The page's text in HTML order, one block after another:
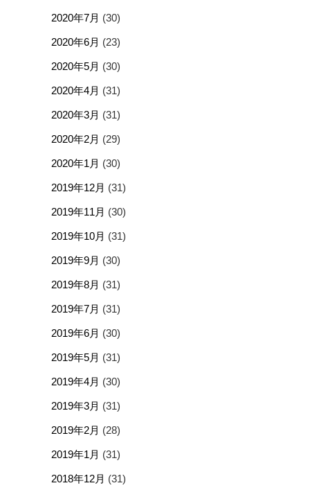
2020年7月 (30)
2020年6月 (23)
2020年5月 (30)
2020年4月 (31)
2020年3月 (31)
2020年2月 (29)
2020年1月 (30)
2019年12月 (31)
2019年11月 (30)
2019年10月 (31)
2019年9月 (30)
2019年8月 (31)
2019年7月 (31)
2019年6月 (30)
2019年5月 (31)
2019年4月 (30)
2019年3月 (31)
2019年2月 (28)
2019年1月 (31)
2018年12月 (31)